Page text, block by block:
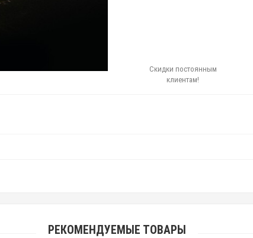
Скидки постоянным
клиентам!
РЕКОМЕНДУЕМЫЕ ТОВАРЫ